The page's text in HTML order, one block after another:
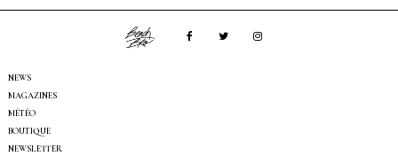
NEWS
MAGAZINES
MÉTÉO
BOUTIQUE
NEWSLETTER